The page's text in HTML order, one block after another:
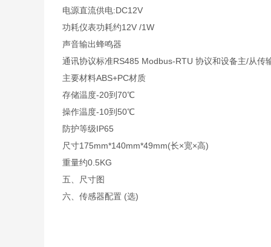
电源直流供电:DC12V
功耗仪表功耗约12V /1W
声音输出蜂鸣器
通讯协议标准RS485 Modbus-RTU 协议和设备主/从传
主要材料ABS+PC材质
存储温度-20到70℃
操作温度-10到50℃
防护等级IP65
尺寸175mm*140mm*49mm(长×宽×高)
重量约0.5KG
五、尺寸图
六、传感器配置 (选)